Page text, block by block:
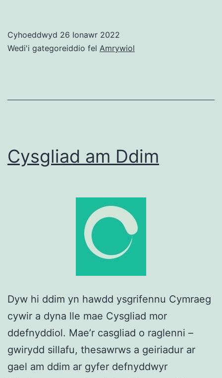
Cyhoeddwyd 26 Ionawr 2022
Wedi'i gategoreiddio fel Amrywiol
Cysgliad am Ddim
Dyw hi ddim yn hawdd ysgrifennu Cymraeg
cywir a dyna lle mae Cysgliad mor
ddefnyddiol. Mae’r casgliad o raglenni –
gwirydd sillafu, thesawrws a geiriadur ar
gael am ddim ar gyfer defnyddwyr